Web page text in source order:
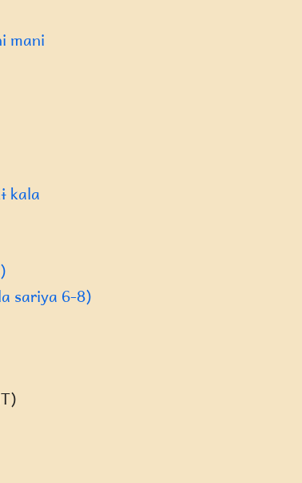
mani
kala
sariya 6-8)